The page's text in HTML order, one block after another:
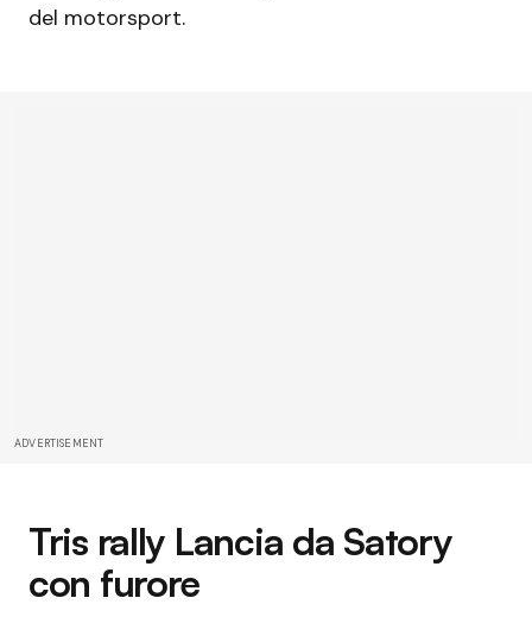
del motorsport.
ADVERTISEMENT
Tris rally Lancia da Satory
con furore